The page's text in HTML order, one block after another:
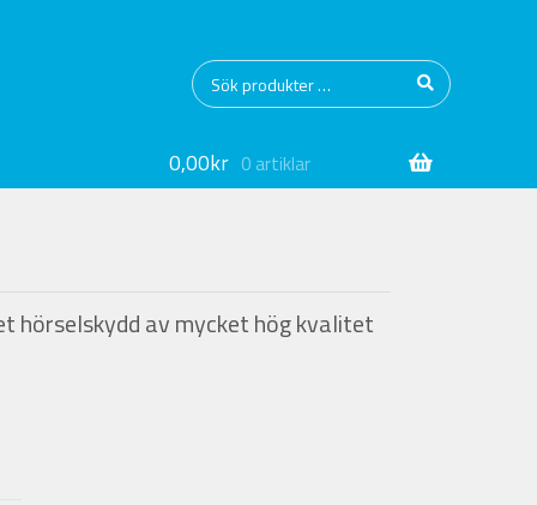
Sök
efter:
Sök
0,00kr 0 artiklar
hörselskydd av mycket hög kvalitet